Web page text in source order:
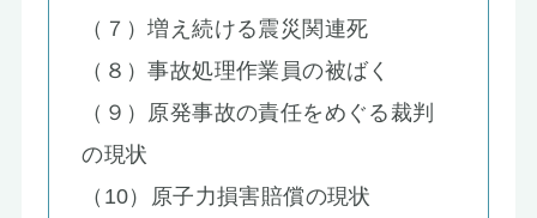
（７）増え続ける震災関連死
（８）事故処理作業員の被ばく
（９）原発事故の責任をめぐる裁判
の現状
（10）原子力損害賠償の現状